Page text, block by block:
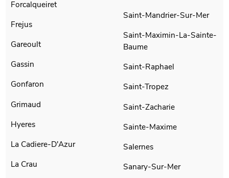
Forcalqueiret
Frejus
Gareoult
Gassin
Gonfaron
Grimaud
Hyeres
La Cadiere-D'Azur
La Crau
Saint-Mandrier-Sur-Mer
Saint-Maximin-La-Sainte-
Baume
Saint-Raphael
Saint-Tropez
Saint-Zacharie
Sainte-Maxime
Salernes
Sanary-Sur-Mer